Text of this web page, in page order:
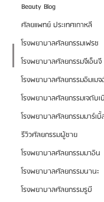
Beauty Blog
ศัลยแพทย์ ประเทศเกาหลี
โรงพยาบาลศัลยกรรมเฟรช
โรงพยาบาลศัลยกรรมจีเอ็นจี
โรงพยาบาลศัลยกรรมอิมเม
โรงพยาบาลศัลยกรรมเจดับ
โรงพยาบาลศัลยกรรมมาร์เบิ้
รีวิวศัลยกรรมผู้ชาย
โรงพยาบาลศัลยกรรมมาอิน
โรงพยาบาลศัลยกรรมนานะ
โรงพยาบาลศัลยกรรมรูบี